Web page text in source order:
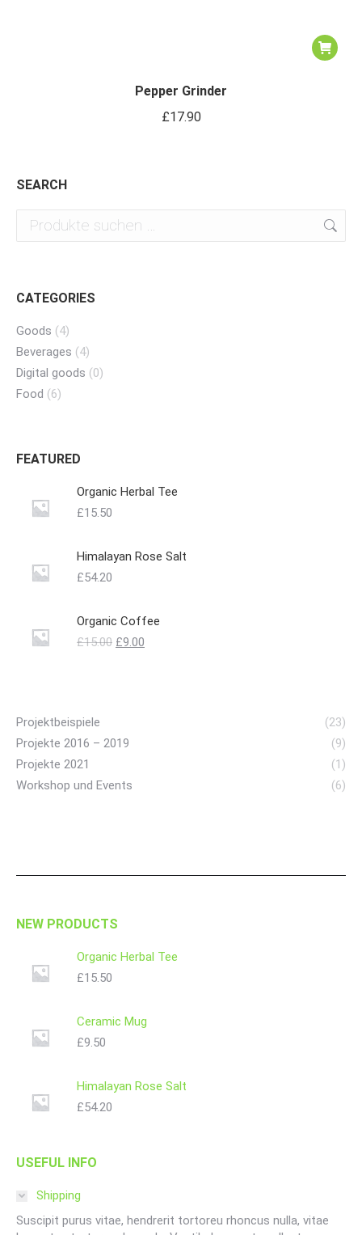
Pepper Grinder
£17.90
SEARCH
CATEGORIES
Goods (4)
Beverages (4)
Digital goods (0)
Food (6)
FEATURED
Organic Herbal Tee
£15.50
Himalayan Rose Salt
£54.20
Organic Coffee
£15.00 Ursprünglicher
£9.00
Projektbeispiele
(23)
Projekte 2016 – 2019
(9)
Projekte 2021
(1)
Workshop und Events
(6)
NEW PRODUCTS
Organic Herbal Tee
£15.50
Ceramic Mug
£9.50
Himalayan Rose Salt
£54.20
USEFUL INFO
Shipping
Suscipit purus vitae, hendrerit tortoreu rhoncus nulla, vitae